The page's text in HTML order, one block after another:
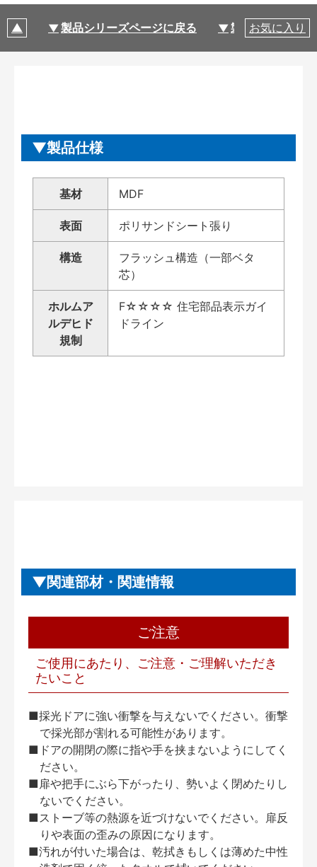
製品シリーズページに戻る 製品仕様
お気に入り
製品仕様
基材 MDF
表面 ポリサンドシート張り
構造
フラッシュ構造（一部ベタ
芯）
ホルムア
ルデヒド
規制
F☆☆☆☆ 住宅部品表示ガイ
ドライン
関連部材・関連情報
ご注意
ご使用にあたり、ご注意・ご理解いただき
たいこと
■採光ドアに強い衝撃を与えないでください。衝撃
で採光部が割れる可能性があります。
■ドアの開閉の際に指や手を挟まないようにしてく
ださい。
■扉や把手にぶら下がったり、勢いよく閉めたりし
ないでください。
■ストーブ等の熱源を近づけないでください。扉反
りや表面の歪みの原因になります。
■汚れが付いた場合は、乾拭きもしくは薄めた中性